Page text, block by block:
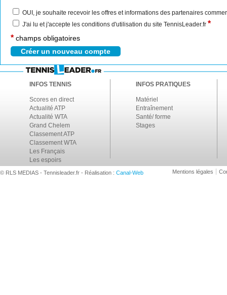
OUI, je souhaite recevoir les offres et informations des partenaires
J'ai lu et j'accepte les conditions d'utilisation du site TennisLeader.fr *
* champs obligatoires
INFOS TENNIS
Scores en direct
Actualité ATP
Actualité WTA
Grand Chelem
Classement ATP
Classement WTA
Les Français
Les espoirs
INFOS PRATIQUES
Matériel
Entraînement
Santé/ forme
Stages
© RLS MEDIAS - Tennisleader.fr - Réalisation : Canal-Web Mentions légales